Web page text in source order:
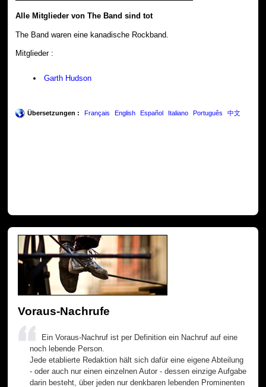
Alle Mitglieder von The Band sind tot
The Band waren eine kanadische Rockband.
Mitglieder :
Garth Hudson
Übersetzungen : Français English Español Italiano Português 中文
Voraus-Nachrufe
Ein Voraus-Nachruf ist per Definition ein Nachruf auf eine
noch lebende Person.
Jede etablierte Redaktion hält sich dafür eine eigene Abteilung
- oder auch nur einen einzelnen Autor - dessen einzige Aufgabe
darin besteht, über jeden nur denkbaren lebenden Prominenten